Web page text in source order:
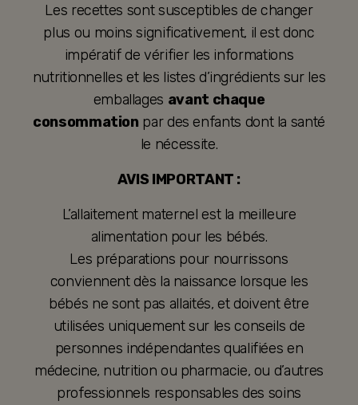
Les recettes sont susceptibles de changer
plus ou moins significativement, il est donc
impératif de vérifier les informations
nutritionnelles et les listes d’ingrédients sur les
emballages avant chaque
consommation par des enfants dont la santé
le nécessite.
AVIS IMPORTANT :
L’allaitement maternel est la meilleure
alimentation pour les bébés.
Les préparations pour nourrissons
conviennent dès la naissance lorsque les
bébés ne sont pas allaités, et doivent être
utilisées uniquement sur les conseils de
personnes indépendantes qualifiées en
médecine, nutrition ou pharmacie, ou d’autres
professionnels responsables des soins